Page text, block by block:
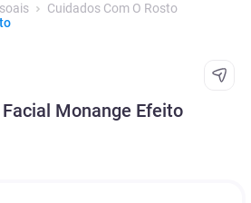
Cuidados Com O Rosto
Monange Efeito